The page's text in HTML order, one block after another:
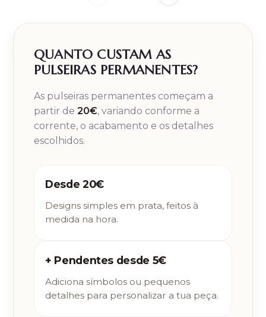
QUANTO CUSTAM AS
PULSEIRAS PERMANENTES?
As pulseiras permanentes começam a
partir de 20€, variando conforme a
corrente, o acabamento e os detalhes
escolhidos.
Desde 20€
Designs simples em prata, feitos à
medida na hora.
+ Pendentes desde 5€
Adiciona símbolos ou pequenos
detalhes para personalizar a tua peça.